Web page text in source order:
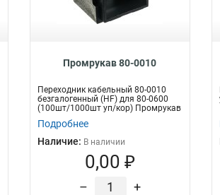
Промрукав 80-0010
Переходник кабельный 80-0010
безгалогенный (HF) для 80-0600
(100шт/1000шт уп/кор) Промрукав
Подробнее
Наличие: В наличии
0,00 ₽
– +